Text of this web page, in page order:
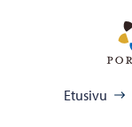
Etusivu